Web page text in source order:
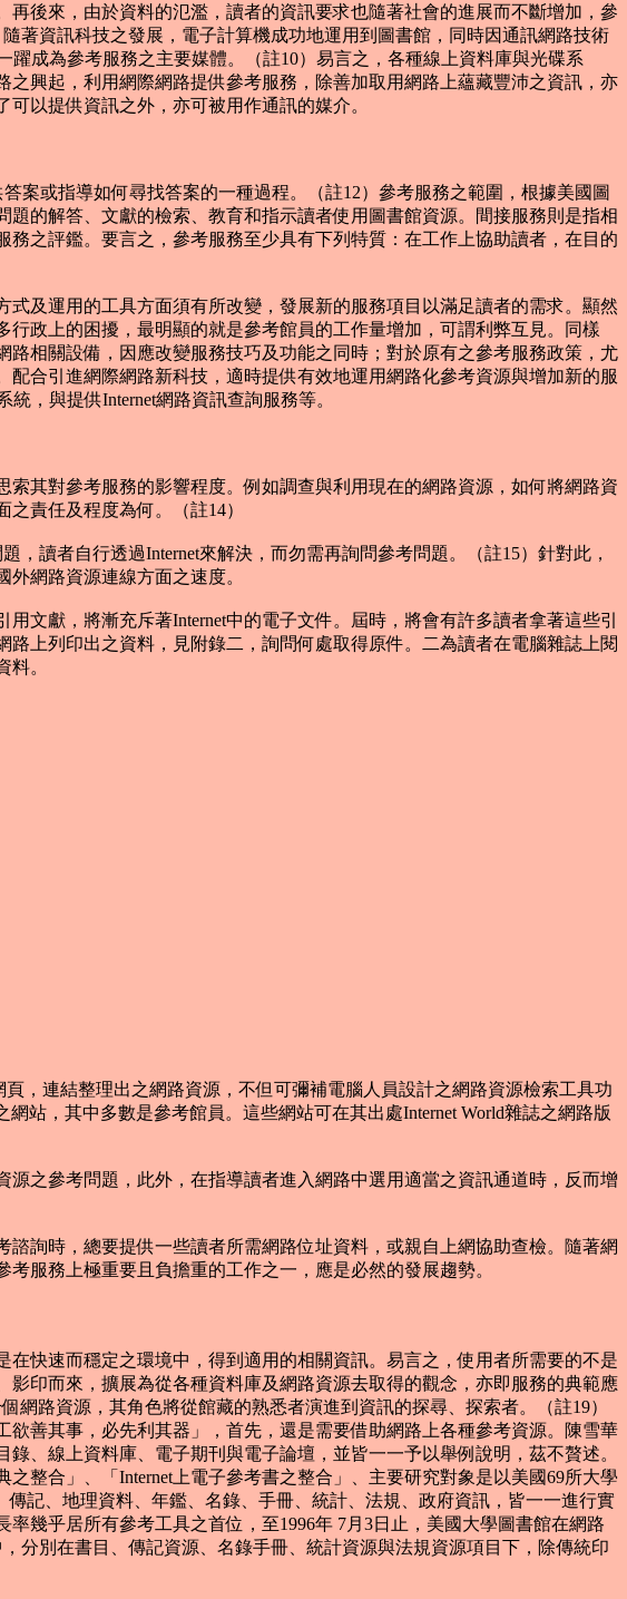
後來，由於資料的氾濫，讀者的資訊要求也隨著社會的進展而不斷增加，參
著資訊科技之發展，電子計算機成功地運用到圖書館，同時因通訊網路技術
成為參考服務之主要媒體。（註10）易言之，各種線上資料庫與光碟系
興起，利用網際網路提供參考服務，除善加取用網路上蘊藏豐沛之資訊，亦
以提供資訊之外，亦可被用作通訊的媒介。
或指導如何尋找答案的一種過程。（註12）參考服務之範圍，根據美國圖
的解答、文獻的檢索、教育和指示讀者使用圖書館資源。間接服務則是指相
之評鑑。要言之，參考服務至少具有下列特質：在工作上協助讀者，在目的
及運用的工具方面須有所改變，發展新的服務項目以滿足讀者的需求。顯然
政上的困擾，最明顯的就是參考館員的工作量增加，可謂利弊互見。同樣
相關設備，因應改變服務技巧及功能之同時；對於原有之參考服務政策，尤
合引進網際網路新科技，適時提供有效地運用網路化參考資源與增加新的服
，與提供Internet網路資訊查詢服務等。
其對參考服務的影響程度。例如調查與利用現在的網路資源，如何將網路資
責任及程度為何。（註14）
讀者自行透過Internet來解決，而勿需再詢問參考問題。（註15）針對此，
網路資源連線方面之速度。
獻，將漸充斥著Internet中的電子文件。屆時，將會有許多讀者拿著這些引
上列印出之資料，見附錄二，詢問何處取得原件。二為讀者在電腦雜誌上閱
。
連結整理出之網路資源，不但可彌補電腦人員設計之網路資源檢索工具功
站，其中多數是參考館員。這些網站可在其出處Internet World雜誌之網路版
之參考問題，此外，在指導讀者進入網路中選用適當之資訊通道時，反而增
詢時，總要提供一些讀者所需網路位址資料，或親自上網協助查檢。隨著網
服務上極重要且負擔重的工作之一，應是必然的發展趨勢。
快速而穩定之環境中，得到適用的相關資訊。易言之，使用者所需要的不是
印而來，擴展為從各種資料庫及網路資源去取得的觀念，亦即服務的典範應
網路資源，其角色將從館藏的熟悉者演進到資訊的探尋、探索者。（註19）
善其事，必先利其器」，首先，還是需要借助網路上各種參考資源。陳雪華
、線上資料庫、電子期刊與電子論壇，並皆一一予以舉例說明，茲不贅述。
整合」、「Internet上電子參考書之整合」、主要研究對象是以美國69所大學
記、地理資料、年鑑、名錄、手冊、統計、法規、政府資訊，皆一一進行實
幾乎居所有參考工具之首位，至1996年 7月3日止，美國大學圖書館在網路
分別在書目、傳記資源、名錄手冊、統計資源與法規資源項目下，除傳統印